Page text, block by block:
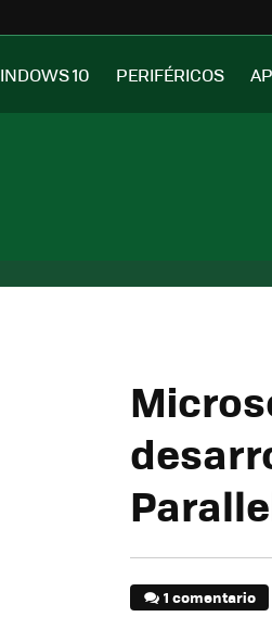
10 PERIFÉRICOS
1 comentario